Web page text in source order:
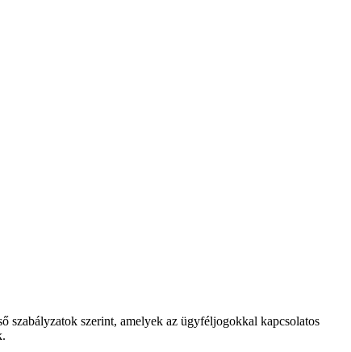
szabályzatok szerint, amelyek az ügyféljogokkal kapcsolatos